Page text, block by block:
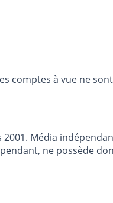
comptes à vue ne
Média
ne possède